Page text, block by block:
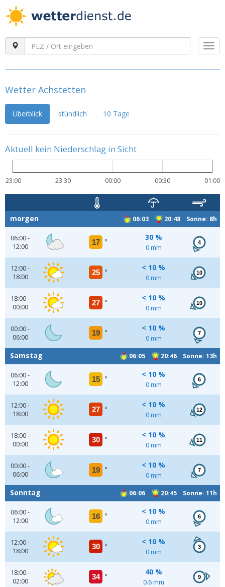
Wetter Achstetten
Überblick stündlich 10 Tage
Aktuell kein Niederschlag in Sicht
23:00 23:30 00:00 00:30 01:00
06:03 20:48 Sonne: 8h
morgen
06:00 -
12:00
17 °
30 %
0 mm
4
12:00 -
18:00
25 °
< 10 %
0 mm
10
18:00 -
00:00
27 °
< 10 %
0 mm
10
00:00 -
06:00
19 °
< 10 %
0 mm
7
06:05 20:46 Sonne: 13h
Samstag
06:00 -
12:00
15 °
< 10 %
0 mm
6
12:00 -
18:00
27 °
< 10 %
0 mm
12
18:00 -
00:00
30 °
< 10 %
0 mm
11
00:00 -
06:00
19 °
< 10 %
0 mm
7
06:06 20:45 Sonne: 11h
Sonntag
06:00 -
12:00
16 °
< 10 %
0 mm
6
12:00 -
18:00
30 °
< 10 %
0 mm
3
18:00 -
02:00
34 °
40 %
0.6 mm
9